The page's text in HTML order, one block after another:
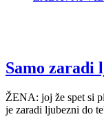
Samo zaradi
ŽENA: joj že spet si
je zaradi ljubezni do